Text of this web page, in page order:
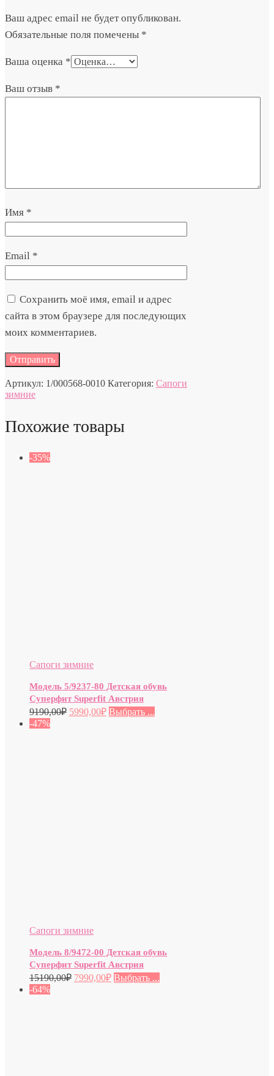
Ваш адрес email не будет опубликован.
Обязательные поля помечены *
Ваша оценка *
Ваш отзыв *
Имя *
Email *
Сохранить моё имя, email и адрес
сайта в этом браузере для последующих
моих комментариев.
Артикул: 1/000568-0010 Категория: Сапоги
зимние
Похожие товары
-35%
Сапоги зимние
Модель 5/9237-80 Детская обувь
Суперфит Superfit Австрия
9190,00₽ 5990,00₽ Выбрать ...
-47%
Сапоги зимние
Модель 8/9472-00 Детская обувь
Суперфит Superfit Австрия
15190,00₽ 7990,00₽ Выбрать ...
-64%